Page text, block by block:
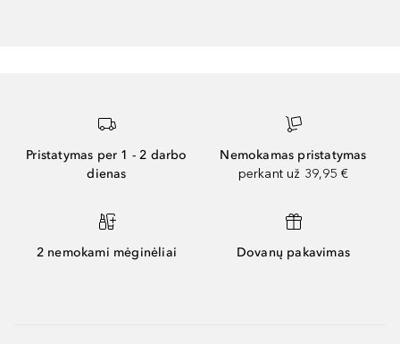
Pristatymas per 1 - 2 darbo
dienas
Nemokamas pristatymas
perkant už 39,95 €
2 nemokami mėginėliai Dovanų pakavimas